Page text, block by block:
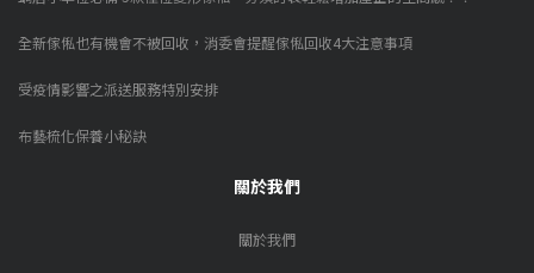
全新傢俬也有機會不被回收，消委會提醒傢俬回收4大注意事項
受疫情影響之派送服務特別安排
布藝梳化保養小秘訣
關於我們
關於我們